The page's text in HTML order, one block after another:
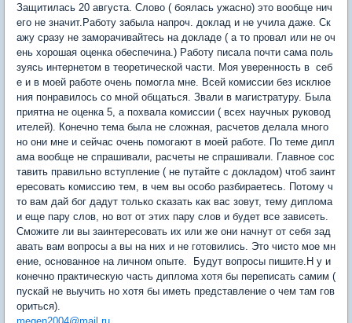
Защитилась 20 августа. Слово ( боялась ужасно) это вообще нич
его не значит.Работу забыла напроч. доклад и не учила даже. Ск
ажу сразу не заморачивайтесь на докладе ( а то провал или не оч
ень хорошая оценка обеспечина.) Работу писала почти сама поль
зуясь интернетом в теоретической части. Моя уверенность в себ
е и в моей работе очень помогла мне. Всей комиссии без исклюе
ния понравилось со мной общаться. Звали в магистратуру. Была
приятна не оценка 5, а похвала комиссии ( всех научных руковод
ителей). Конечно тема была не сложная, расчетов делала много
но они мне и сейчас очень помогают в моей работе. По теме дипл
ама вообще не спрашивали, расчеты не спрашивали. Главное сос
тавить правильно вступление ( не путайте с докладом) чтоб заинт
ересовать комиссию тем, в чем вы особо разбираетесь. Потому ч
то вам дай бог дадут только сказать как вас зовут, тему диплома
и еще пару слов, но вот от этих пару слов и будет все зависеть.
Сможите ли вы заинтересовать их или же они начнут от себя зад
авать вам вопросы а вы на них и не готовились. Это чисто мое мн
ение, основанное на личном опыте. Будут вопросы пишите.Н у и
конечно практическую часть диплома хотя бы переписать самим (
пускай не выучить но хотя бы иметь представление о чем там гов
ориться).